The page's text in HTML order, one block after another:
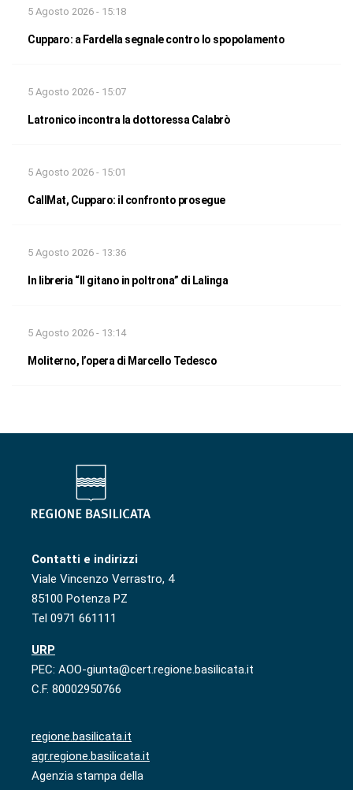
5 Agosto 2026 - 15:18
Cupparo: a Fardella segnale contro lo spopolamento
5 Agosto 2026 - 15:07
Latronico incontra la dottoressa Calabrò
5 Agosto 2026 - 15:01
CallMat, Cupparo: il confronto prosegue
5 Agosto 2026 - 13:36
In libreria “Il gitano in poltrona” di Lalinga
5 Agosto 2026 - 13:14
Moliterno, l’opera di Marcello Tedesco
Contatti e indirizzi
Viale Vincenzo Verrastro, 4
85100 Potenza PZ
Tel 0971 661111
URP
PEC: AOO-giunta@cert.regione.basilicata.it
C.F. 80002950766
regione.basilicata.it
agr.regione.basilicata.it
Agenzia stampa della